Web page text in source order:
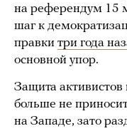
на референдум 15
шаг к
правки три года
основной упор.
Защита активистов
больше не
на Западе, зато